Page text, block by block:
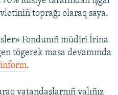
toprağı olaraq saya.
Fondunıñ müdiri İrina
tögerek masa devamında
.
vatandaşlarnıñ yalıñız